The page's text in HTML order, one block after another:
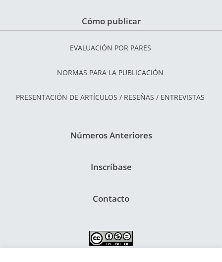
Cómo publicar
EVALUACIÓN POR PARES
NORMAS PARA LA PUBLICACIÓN
PRESENTACIÓN DE ARTÍCULOS / RESEÑAS / ENTREVISTAS
Números Anteriores
Inscríbase
Contacto